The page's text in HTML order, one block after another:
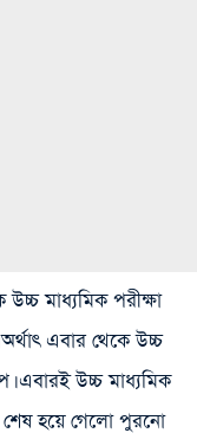
মাধ্যমিক পরীক্ষা
এবার থেকে উচ্চ
এবারই উচ্চ মাধ্যমিক
শেষ হয়ে গেলো পুরনো